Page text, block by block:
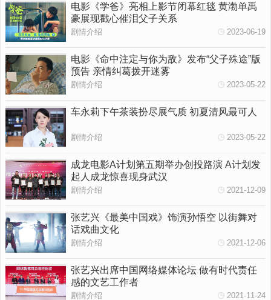
电影《学爸》亮相上影节闭幕红毯 黄渤单禹
豪展现戳心催泪父子关系
剧情介绍 2023-06-19
电影《命中注定与你为敌》发布“父子殊途”版
预告 亲情纠葛拨开迷雾
剧情介绍 2023-05-22
车永莉下午茶装扮尽展气质 初夏清风最可人
剧情介绍 2023-05-22
成龙电影A计划第五期举办创投路演 A计划发
起人成龙惊喜现身武汉
剧情介绍 2021-12-09
张艺兴《最美中国戏》饰演孙悟空 以街舞对
话戏曲文化
剧情介绍 2021-12-06
张艺兴出席中国网络媒体论坛 做有时代责任
感的文艺工作者
剧情介绍 2021-11-24